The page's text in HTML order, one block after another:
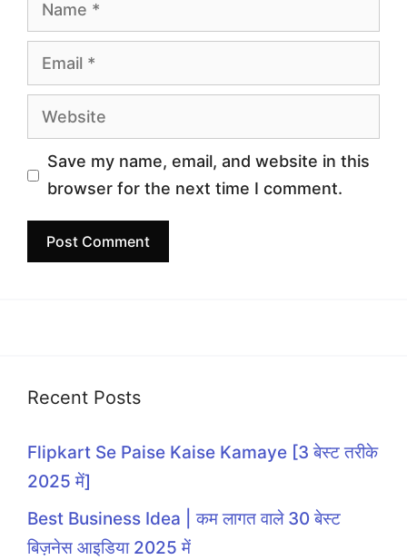
Email
Website
Save my name, email, and website in this
browser for the next time I comment.
Recent Posts
Flipkart Se Paise Kaise Kamaye [3 बेस्ट तरीके
2025 में]
Best Business Idea | कम लागत वाले 30 बेस्ट
बिज़नेस आइडिया 2025 में